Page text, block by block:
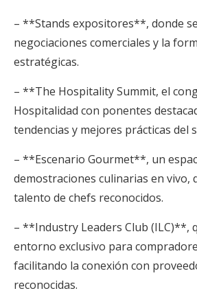
– **Stands expositores**, donde
negociaciones comerciales y la
estratégicas.
– **The Hospitality Summit, el
Hospitalidad con ponentes
tendencias y mejores prácticas del
– **Escenario Gourmet**, un
demostraciones culinarias en vivo,
talento de chefs reconocidos.
– **Industry Leaders Club (ILC)**,
entorno exclusivo para
facilitando la conexión con
reconocidas.